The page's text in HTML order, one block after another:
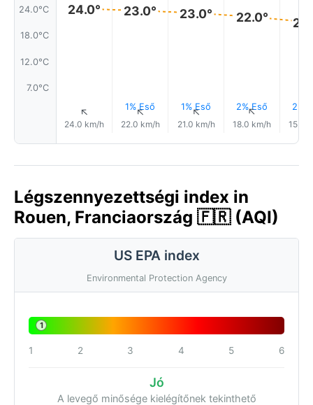
24.0°C
18.0°C
12.0°C
7.0°C
24.0°
↑
24.0 km/h
23.0°
1% Eső
↑
22.0 km/h
23.0°
1% Eső
↑
21.0 km/h
22.0°
2% Eső
↑
18.0 km/h
2%
15.0
Légszennyezettségi index in
Rouen, Franciaország 🇫🇷 (AQI)
US EPA index
Environmental Protection Agency
1
1 2 3 4 5 6
Jó
A levegő minősége kielégítőnek tekinthető